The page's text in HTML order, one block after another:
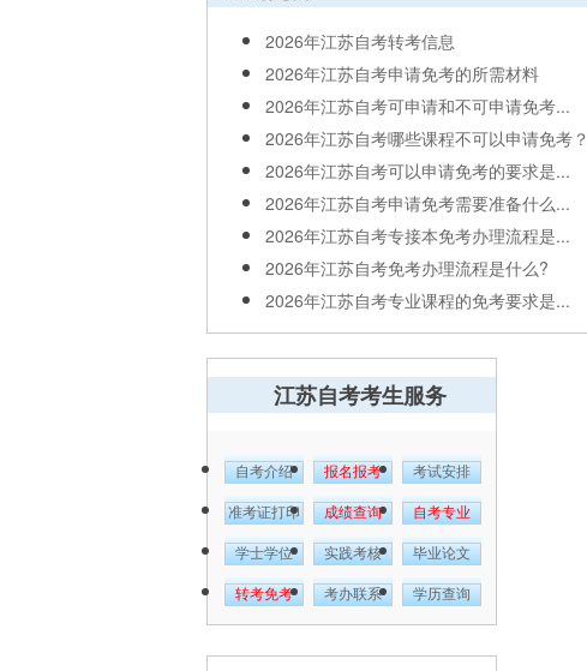
2026年江苏自考转考信息
2026年江苏自考申请免考的所需材料
2026年江苏自考可申请和不可申请免考...
2026年江苏自考哪些课程不可以申请免考？
2026年江苏自考可以申请免考的要求是...
2026年江苏自考申请免考需要准备什么...
2026年江苏自考专接本免考办理流程是...
2026年江苏自考免考办理流程是什么?
2026年江苏自考专业课程的免考要求是...
江苏自考考生服务
自考介绍 报名报考 考试安排
准考证打印 成绩查询 自考专业
学士学位 实践考核 毕业论文
转考免考 考办联系 学历查询